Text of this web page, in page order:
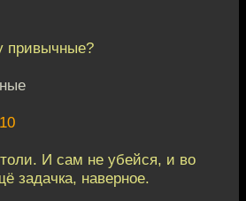
привычные?
И сам не убейся, и во
задачка, наверное.